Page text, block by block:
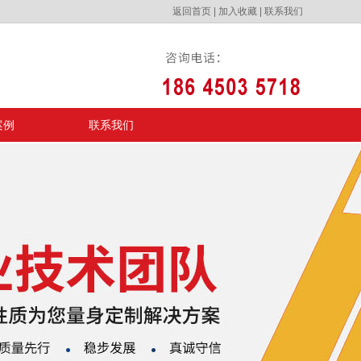
返回首页 加入收藏 联系我们
联系我们